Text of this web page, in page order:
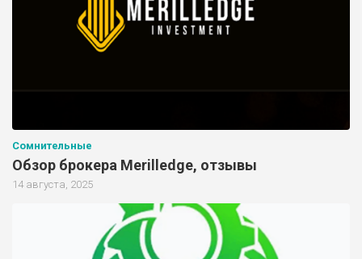
Сомнительные
Обзор брокера Merilledge, отзывы
14 августа, 2025